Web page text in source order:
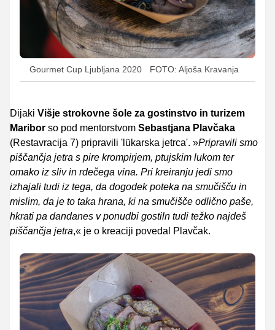
Gourmet Cup Ljubljana 2020 FOTO: Aljoša Kravanja
Dijaki Višje strokovne šole za gostinstvo in turizem
Maribor so pod mentorstvom Sebastjana Plavčaka
(Restavracija 7) pripravili 'lükarska jetrca'. »Pripravili smo
piščančja jetra s pire krompirjem, ptujskim lukom ter
omako iz sliv in rdečega vina. Pri kreiranju jedi smo
izhajali tudi iz tega, da dogodek poteka na smučišču in
mislim, da je to taka hrana, ki na smučišče odlično paše,
hkrati pa dandanes v ponudbi gostiln tudi težko najdeš
piščančja jetra,« je o kreaciji povedal Plavčak.